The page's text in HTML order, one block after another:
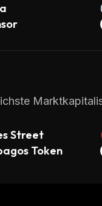
Street
Token